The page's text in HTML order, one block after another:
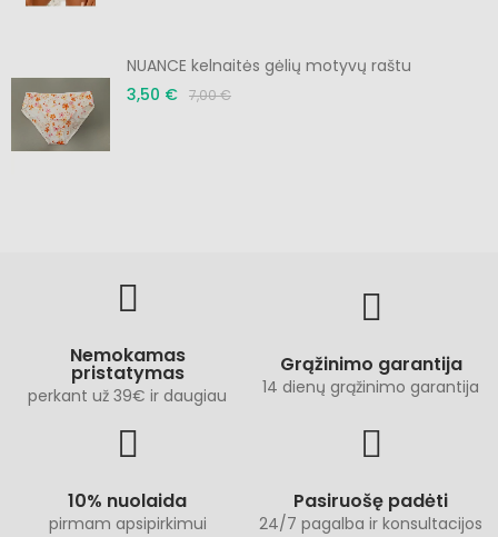
NUANCE kelnaitės gėlių motyvų raštu
3,50 € 7,00 €
Nemokamas
pristatymas
perkant už 39€ ir daugiau
Grąžinimo garantija
14 dienų grąžinimo garantija
10% nuolaida
pirmam apsipirkimui
Pasiruošę padėti
24/7 pagalba ir konsultacijos